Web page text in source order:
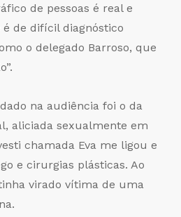
de pessoas é real e
é de difícil diagnóstico
o delegado Barroso, que
na audiência foi o da
aliciada sexualmente em
chamada Eva me ligou e
e cirurgias plásticas. Ao
virado vítima de uma